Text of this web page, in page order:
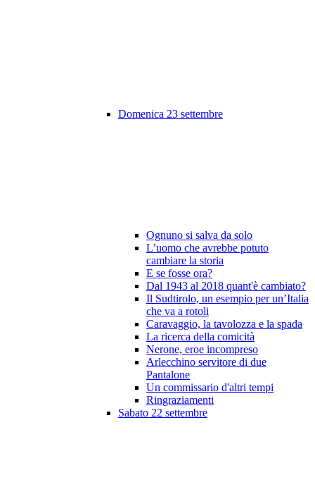
Domenica 23 settembre
Ognuno si salva da solo
L’uomo che avrebbe potuto
cambiare la storia
E se fosse ora?
Dal 1943 al 2018 quant'è cambiato?
Il Sudtirolo, un esempio per un’Italia
che va a rotoli
Caravaggio, la tavolozza e la spada
La ricerca della comicità
Nerone, eroe incompreso
Arlecchino servitore di due
Pantalone
Un commissario d'altri tempi
Ringraziamenti
Sabato 22 settembre